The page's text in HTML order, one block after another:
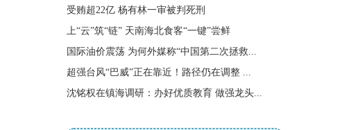
受贿超22亿 杨有林一审被判死刑
上“云”筑“链” 天南海北食客“一键”尝鲜
国际油价震荡 为何外媒称“中国第二次拯救...
超强台风“巴威”正在靠近！路径仍在调整 ...
沈铭权在镇海调研：办好优质教育 做强龙头...